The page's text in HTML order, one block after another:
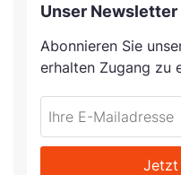
Unser Newsletter
Abonnieren Sie
erhalten Zugang zu
not
fill
E-
Mailadresse:
Jetzt